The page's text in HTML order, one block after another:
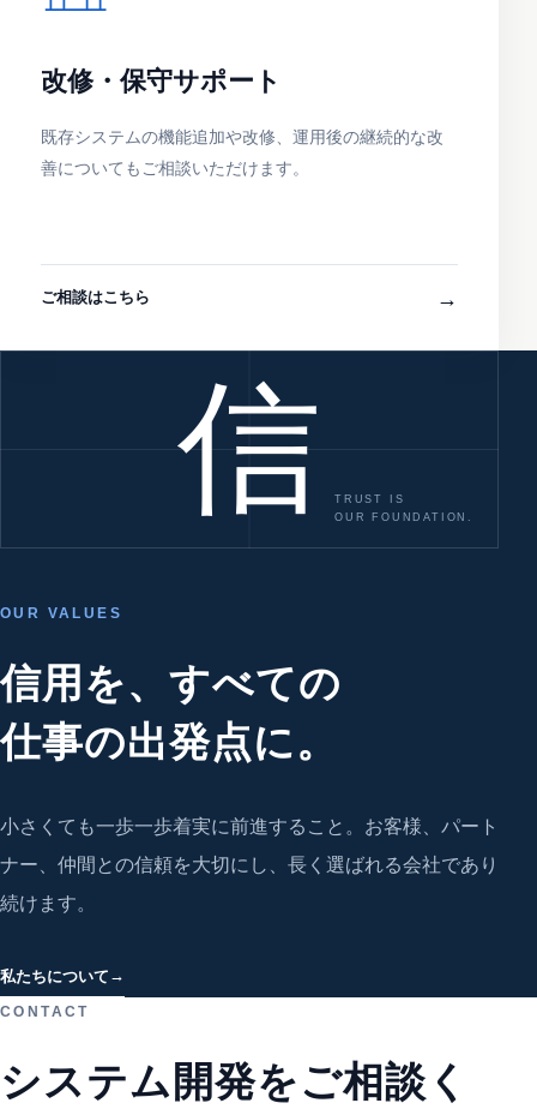
改修・保守サポート
既存システムの機能追加や改修、運用後の継続的な改
善についてもご相談いただけます。
ご相談はこちら →
信
TRUST IS
OUR FOUNDATION.
OUR VALUES
信用を、すべての
仕事の出発点に。
小さくても一歩一歩着実に前進すること。お客様、パート
ナー、仲間との信頼を大切にし、長く選ばれる会社であり
続けます。
私たちについて →
CONTACT
システム開発をご相談く